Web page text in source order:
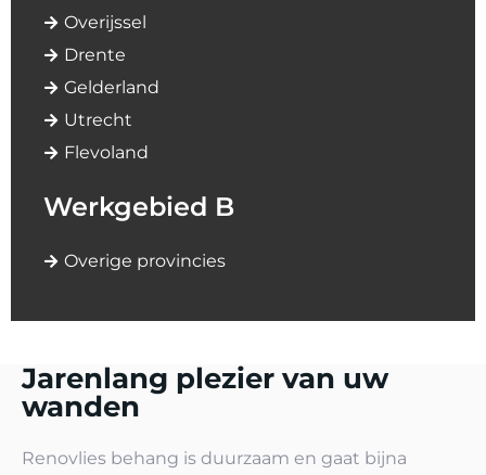
Overijssel
Drente
Gelderland
Utrecht
Flevoland
Werkgebied B
Overige provincies
Jarenlang plezier van uw
wanden
Renovlies behang is duurzaam en gaat bijna